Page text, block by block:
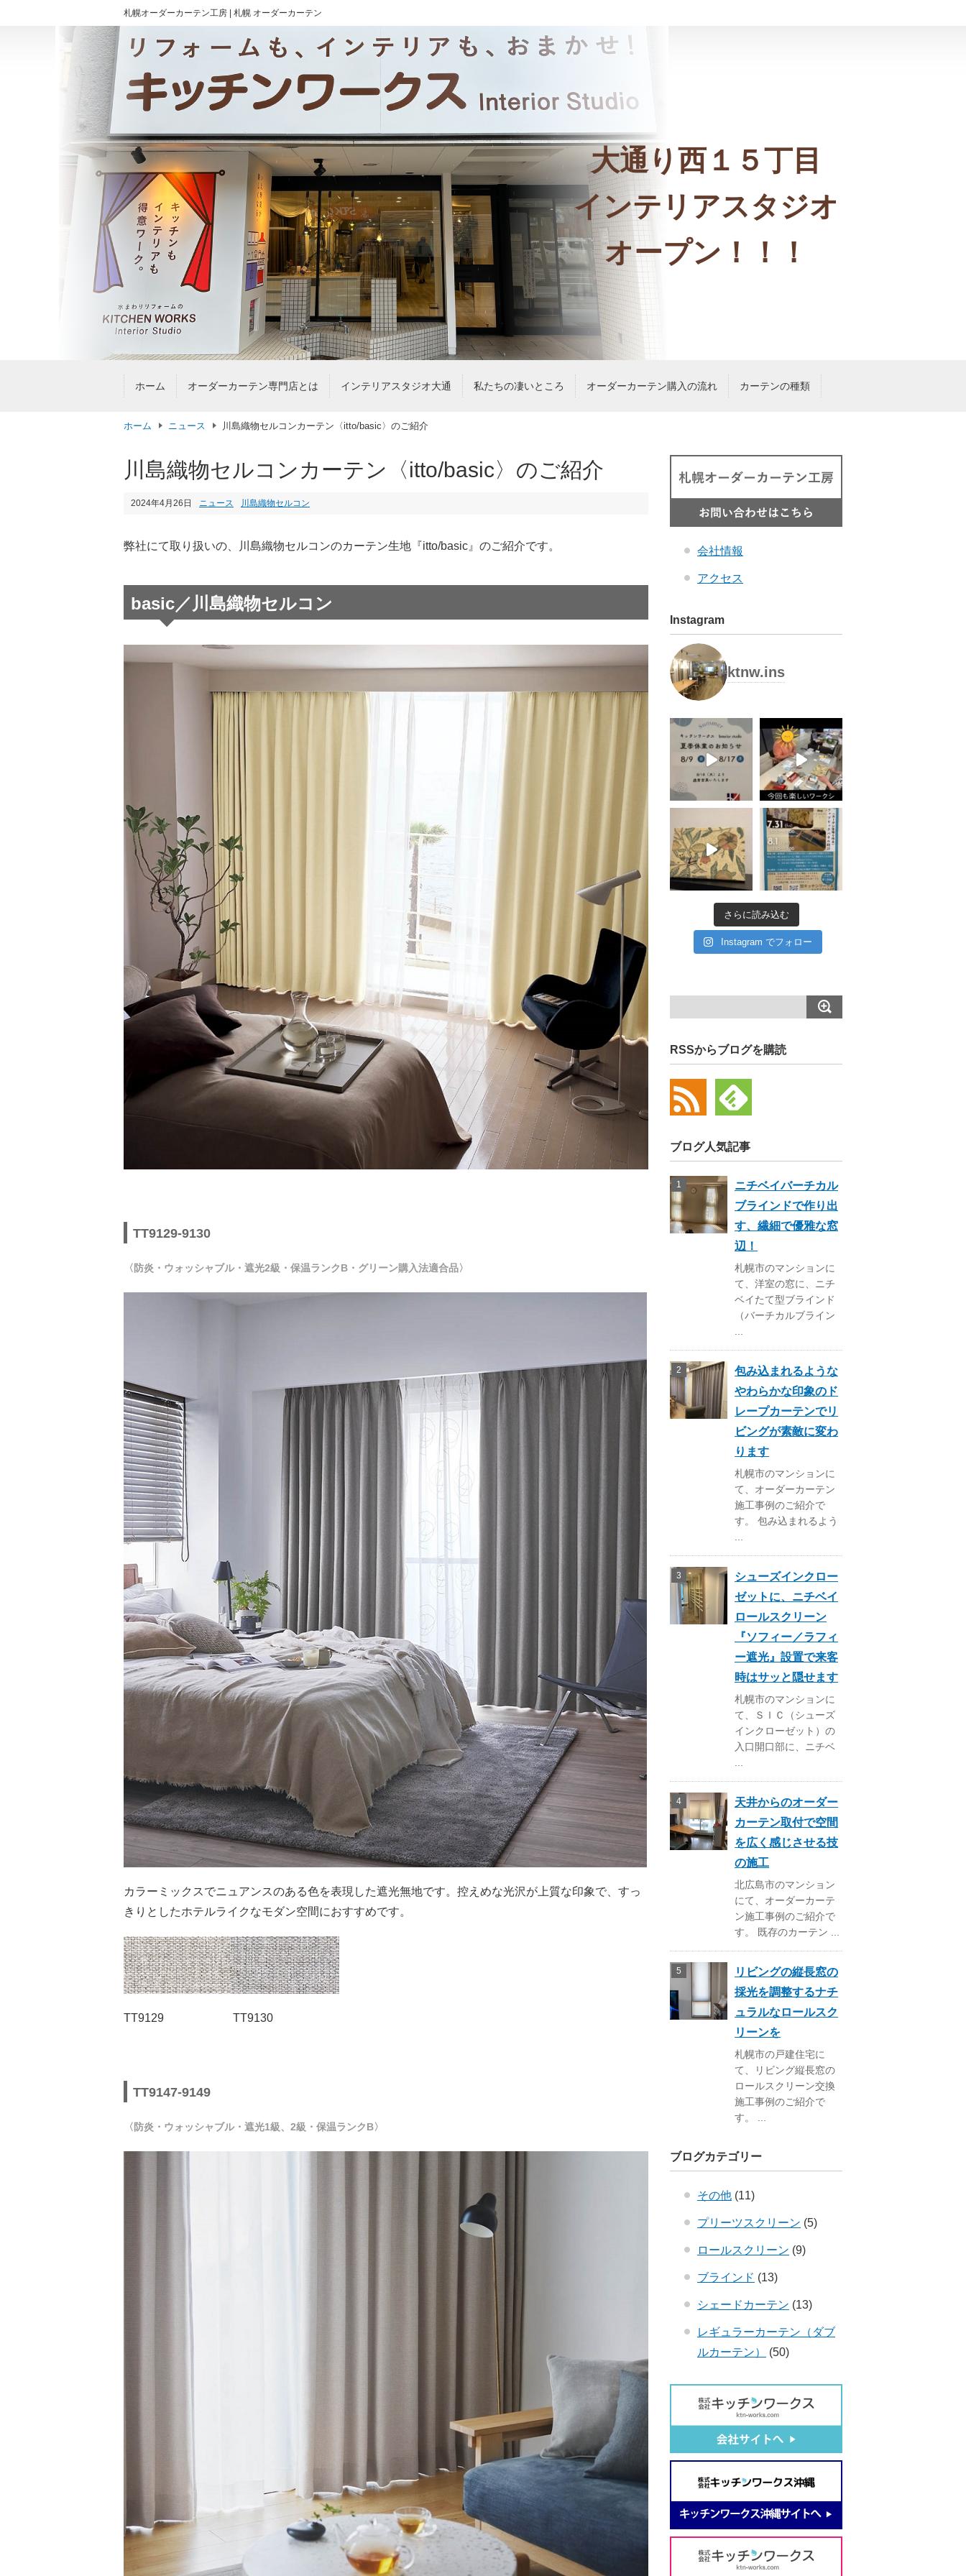
札幌オーダーカーテン工房 | 札幌 オーダーカーテン
大通り西１５丁目
インテリアスタジオ
オープン！！！
ホーム オーダーカーテン専門店とは インテリアスタジオ大通 私たちの凄いところ オーダーカーテン購入の流れ カーテンの種類
ホーム ニュース 川島織物セルコンカーテン〈itto/basic〉のご紹介
川島織物セルコンカーテン〈itto/basic〉のご紹介
2024年4月26日 ニュース 川島織物セルコン
弊社にて取り扱いの、川島織物セルコンのカーテン生地『itto/basic』のご紹介です。
basic／川島織物セルコン
TT9129-9130
〈防炎・ウォッシャブル・遮光2級・保温ランクB・グリーン購入法適合品〉
カラーミックスでニュアンスのある色を表現した遮光無地です。控えめな光沢が上質な印象で、すっ
きりとしたホテルライクなモダン空間におすすめです。
TT9129 TT9130
TT9147-9149
〈防炎・ウォッシャブル・遮光1級、2級・保温ランクB〉
会社情報
アクセス
Instagram
ktnw.ins
さらに読み込む
Instagram でフォロー
RSSからブログを購読
ブログ人気記事
ニチベイバーチカル
ブラインドで作り出
す、繊細で優雅な窓
辺！
札幌市のマンションに
て、洋室の窓に、ニチ
ベイたて型ブラインド
（バーチカルブライン
包み込まれるような
やわらかな印象のド
レープカーテンでリ
ビングが素敵に変わ
ります
札幌市のマンションに
て、オーダーカーテン
施工事例のご紹介で
す。 包み込まれるよう
シューズインクロー
ゼットに、ニチベイ
ロールスクリーン
『ソフィー／ラフィ
ー遮光』設置で来客
時はサッと隠せます
札幌市のマンションに
て、ＳＩＣ（シューズ
インクローゼット）の
入口開口部に、ニチベ
天井からのオーダー
カーテン取付で空間
を広く感じさせる技
の施工
北広島市のマンション
にて、オーダーカーテ
ン施工事例のご紹介で
す。 既存のカーテン ...
リビングの縦長窓の
採光を調整するナチ
ュラルなロールスク
リーンを
札幌市の戸建住宅に
て、リビング縦長窓の
ロールスクリーン交換
施工事例のご紹介で
す。 ...
ブログカテゴリー
その他 (11)
プリーツスクリーン (5)
ロールスクリーン (9)
ブラインド (13)
シェードカーテン (13)
レギュラーカーテン（ダブ
ルカーテン）
(50)